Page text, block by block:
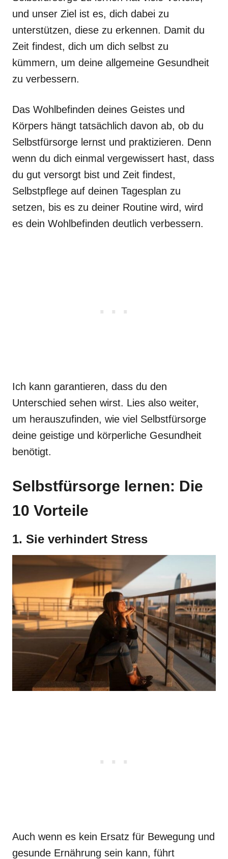
und unser Ziel ist es, dich dabei zu
unterstützen, diese zu erkennen. Damit du
Zeit findest, dich um dich selbst zu
kümmern, um deine allgemeine Gesundheit
zu verbessern.
Das Wohlbefinden deines Geistes und
Körpers hängt tatsächlich davon ab, ob du
Selbstfürsorge lernst und praktizieren. Denn
wenn du dich einmal vergewissert hast, dass
du gut versorgt bist und Zeit findest,
Selbstpflege auf deinen Tagesplan zu
setzen, bis es zu deiner Routine wird, wird
es dein Wohlbefinden deutlich verbessern.
Ich kann garantieren, dass du den
Unterschied sehen wirst. Lies also weiter,
um herauszufinden, wie viel Selbstfürsorge
deine geistige und körperliche Gesundheit
benötigt.
Selbstfürsorge lernen: Die
10 Vorteile
1. Sie verhindert Stress
Auch wenn es kein Ersatz für Bewegung und
gesunde Ernährung sein kann, führt